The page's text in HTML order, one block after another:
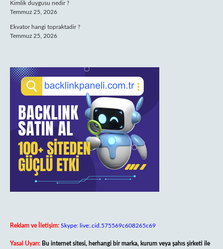
Kimlik duygusu nedir ?
Temmuz 25, 2026
Ekvator hangi topraktadir ?
Temmuz 25, 2026
Reklam ve İletişim: Skype: live:.cid.575569c608265c69
Yasal Uyarı: Bu internet sitesi, herhangi bir marka, kurum veya şahıs şirketi ile